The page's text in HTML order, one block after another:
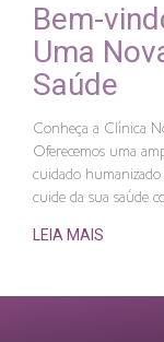
Bem-
Uma
Saúde
Conheça a Clínica
Oferecemos uma
cuidado humanizado
cuide da sua saúde
LEIA MAIS